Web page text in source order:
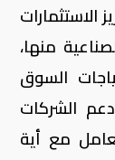
الاستثمارات
منها،
السوق
الشركات
مع أية